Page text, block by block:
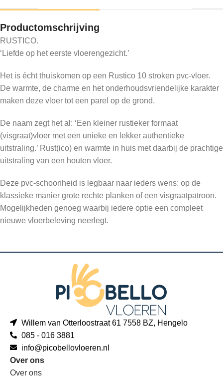
Productomschrijving
RUSTICO.
‘Liefde op het eerste vloerengezicht.’
Het is écht thuiskomen op een Rustico 10 stroken pvc-vloer.
De warmte, de charme en het onderhoudsvriendelijke karakter
maken deze vloer tot een parel op de grond.
De naam zegt het al: ‘Een kleiner rustieker formaat
(visgraat)vloer met een unieke en lekker authentieke
uitstraling.’ Rust(ico) en warmte in huis met daarbij de prachtige
uitstraling van een houten vloer.
Deze pvc-schoonheid is legbaar naar ieders wens: op de
klassieke manier grote rechte planken of een visgraatpatroon.
Mogelijkheden genoeg waarbij iedere optie een compleet
nieuwe vloerbeleving neerlegt.
Willem van Otterloostraat 61 7558 BZ, Hengelo
085 - 016 3881
info@picobellovloeren.nl
Over ons
Over ons